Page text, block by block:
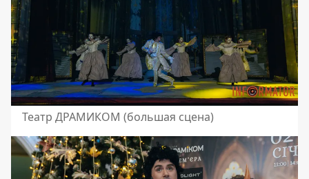
Театр ДРАМИКОМ (большая сцена)